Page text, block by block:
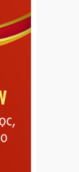
điều
các